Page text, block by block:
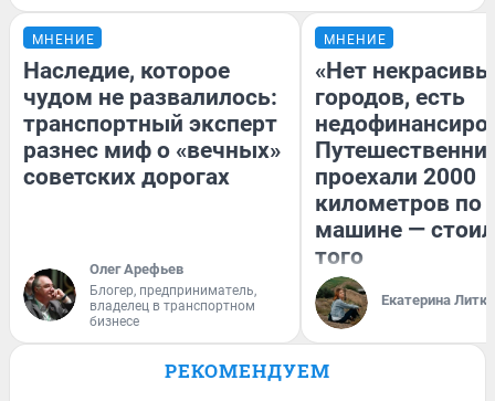
МНЕНИЕ
Наследие, которое
чудом не развалилось:
транспортный эксперт
разнес миф о «вечных»
советских дорогах
Олег Арефьев
Блогер, предприниматель,
владелец в транспортном
бизнесе
МНЕНИЕ
«Нет
городов, есть
проехали 2000
километров по
машине —
того
Екатерина
РЕКОМЕНДУЕМ